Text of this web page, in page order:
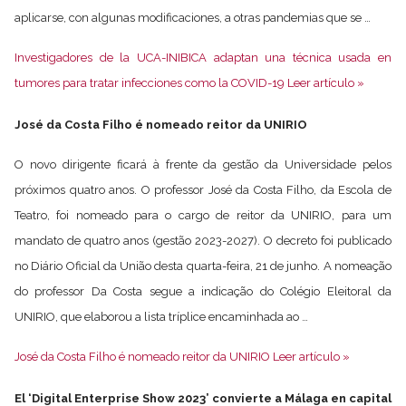
aplicarse, con algunas modificaciones, a otras pandemias que se …
Investigadores de la UCA-INIBICA adaptan una técnica usada en
tumores para tratar infecciones como la COVID-19 Leer artículo »
José da Costa Filho é nomeado reitor da UNIRIO
O novo dirigente ficará à frente da gestão da Universidade pelos
próximos quatro anos. O professor José da Costa Filho, da Escola de
Teatro, foi nomeado para o cargo de reitor da UNIRIO, para um
mandato de quatro anos (gestão 2023-2027). O decreto foi publicado
no Diário Oficial da União desta quarta-feira, 21 de junho. A nomeação
do professor Da Costa segue a indicação do Colégio Eleitoral da
UNIRIO, que elaborou a lista tríplice encaminhada ao …
José da Costa Filho é nomeado reitor da UNIRIO Leer artículo »
El ‘Digital Enterprise Show 2023’ convierte a Málaga en capital